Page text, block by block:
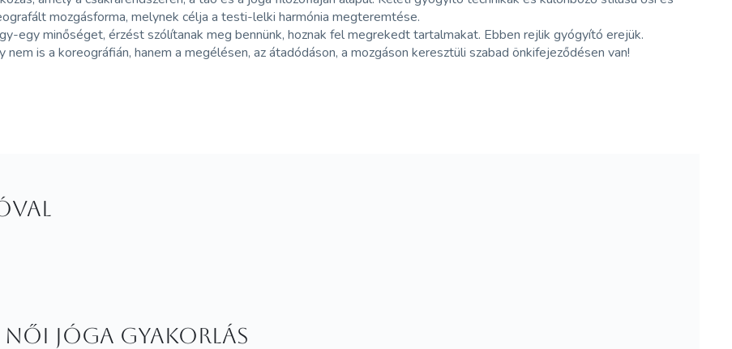
mozgásforma, melynek célja a testi-lelki harmónia megteremtése.
egy minőséget, érzést szólítanak meg bennünk, hoznak fel megrekedt tartalmakat. Ebben rejlik gyógyító erejük.
is a koreográfián, hanem a megélésen, az átadódáson, a mozgáson keresztüli szabad önkifejeződésen van!
Női jóga gyakorlás